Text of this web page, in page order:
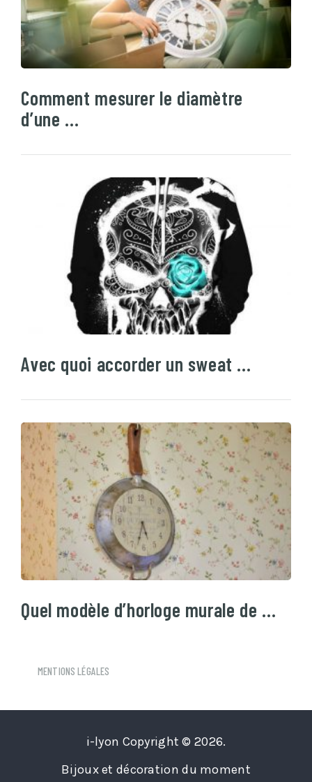
Comment mesurer le diamètre
d’une …
Avec quoi accorder un sweat …
Quel modèle d’horloge murale de …
MENTIONS LÉGALES
i-lyon Copyright © 2026.
Bijoux et décoration du moment